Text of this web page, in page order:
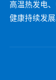
高温热发电
健康持续发展